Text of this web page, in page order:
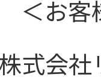
＜お客
式会社